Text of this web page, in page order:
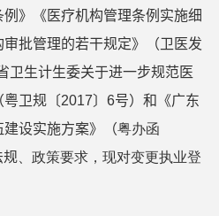
》《医疗机构管理条例实施细
批管理的若干规定》（卫医发
卫生计生委关于进一步规范医
粤卫规〔2017〕6号）和《广东
设实施方案》
（粤办函
规 、政策要求，现对变更执业登